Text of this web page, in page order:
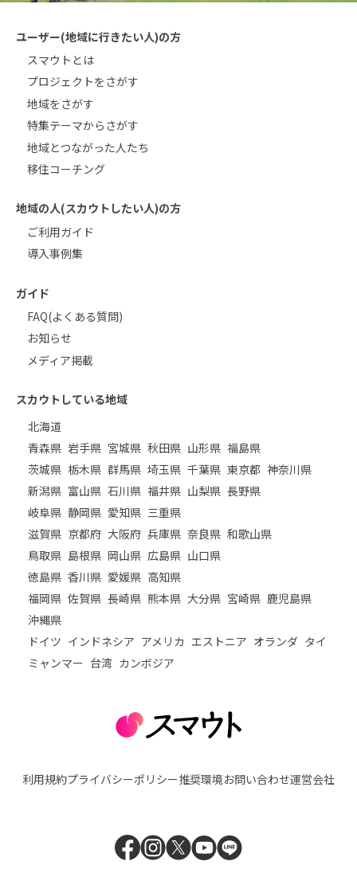
ユーザー(地域に行きたい人)の方
スマウトとは
プロジェクトをさがす
地域をさがす
特集テーマからさがす
地域とつながった人たち
移住コーチング
地域の人(スカウトしたい人)の方
ご利用ガイド
導入事例集
ガイド
FAQ(よくある質問)
お知らせ
メディア掲載
スカウトしている地域
北海道
青森県 岩手県 宮城県 秋田県 山形県 福島県
茨城県 栃木県 群馬県 埼玉県 千葉県 東京都 神奈川県
新潟県 富山県 石川県 福井県 山梨県 長野県
岐阜県 静岡県 愛知県 三重県
滋賀県 京都府 大阪府 兵庫県 奈良県 和歌山県
鳥取県 島根県 岡山県 広島県 山口県
徳島県 香川県 愛媛県 高知県
福岡県 佐賀県 長崎県 熊本県 大分県 宮崎県 鹿児島県
沖縄県
ドイツ インドネシア アメリカ エストニア オランダ タイ
ミャンマー 台湾 カンボジア
利用規約プライバシーポリシー推奨環境お問い合わせ運営会社